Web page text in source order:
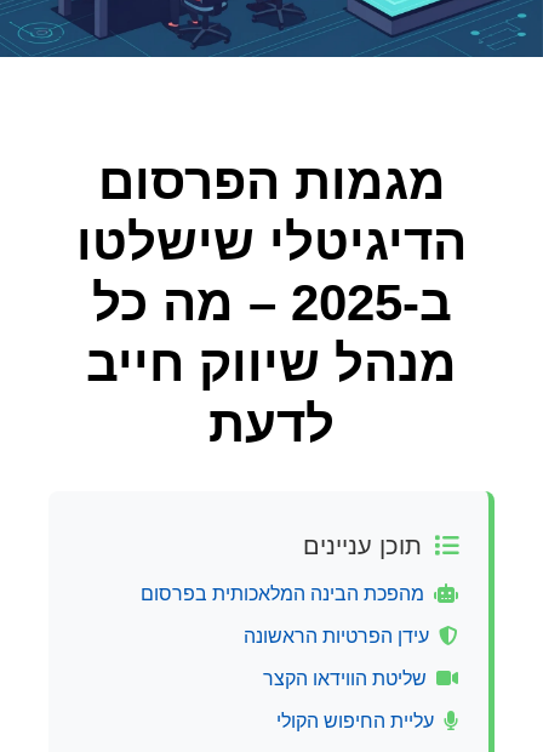
מגמות הפרסום
הדיגיטלי שישלטו
ב-2025 – מה כל
מנהל שיווק חייב
לדעת
תוכן עניינים
מהפכת הבינה המלאכותית בפרסום
עידן הפרטיות הראשונה
שליטת הווידאו הקצר
עליית החיפוש הקולי